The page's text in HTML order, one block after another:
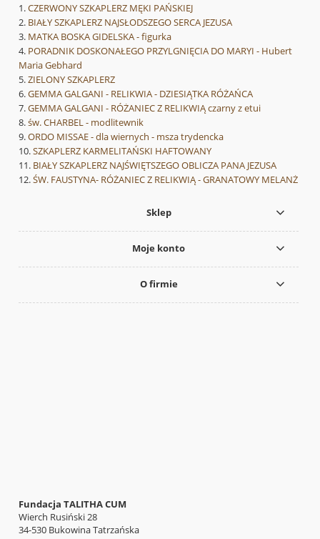
CZERWONY SZKAPLERZ MĘKI PAŃSKIEJ
BIAŁY SZKAPLERZ NAJSŁODSZEGO SERCA JEZUSA
MATKA BOSKA GIDELSKA - figurka
PORADNIK DOSKONAŁEGO PRZYLGNIĘCIA DO MARYI - Hubert
Maria Gebhard
ZIELONY SZKAPLERZ
GEMMA GALGANI - RELIKWIA - DZIESIĄTKA RÓŻAŃCA
GEMMA GALGANI - RÓŻANIEC Z RELIKWIĄ czarny z etui
św. CHARBEL - modlitewnik
ORDO MISSAE - dla wiernych - msza trydencka
SZKAPLERZ KARMELITAŃSKI HAFTOWANY
BIAŁY SZKAPLERZ NAJŚWIĘTSZEGO OBLICZA PANA JEZUSA
ŚW. FAUSTYNA- RÓŻANIEC Z RELIKWIĄ - GRANATOWY MELANŻ
Sklep
Moje konto
O firmie
Fundacja TALITHA CUM
Wierch Rusiński 28
34-530 Bukowina Tatrzańska